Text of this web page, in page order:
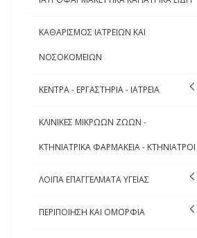
ΚΑΘΑΡΙΣΜΟΣ ΙΑΤΡΕΙΩΝ ΚΑΙ
ΝΟΣΟΚΟΜΕΙΩΝ
ΚΕΝΤΡΑ - ΕΡΓΑΣΤΗΡΙΑ - ΙΑΤΡΕΙΑ
ΚΛΙΝΙΚΕΣ ΜΙΚΡΩΩΝ ΖΩΩΝ -
ΚΤΗΝΙΑΤΡΙΚΑ ΦΑΡΜΑΚΕΙΑ - ΚΤΗΝΙΑΤΡΟΙ
ΛΟΙΠΑ ΕΠΑΓΓΕΛΜΑΤΑ ΥΓΕΙΑΣ
ΠΕΡΙΠΟΙΗΣΗ ΚΑΙ ΟΜΟΡΦΙΑ